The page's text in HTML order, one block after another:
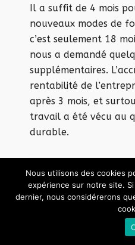
Il a suffit de 4 mois
nouveaux modes de
c’est seulement 18
nous a demandé
supplémentaires.
rentabilité de
après 3 mois, et
travail a été vécu au
durable.
© 2026 · Designed
Nous utilisons des cookies
expérience sur notre site.
dernier, nous considérerons